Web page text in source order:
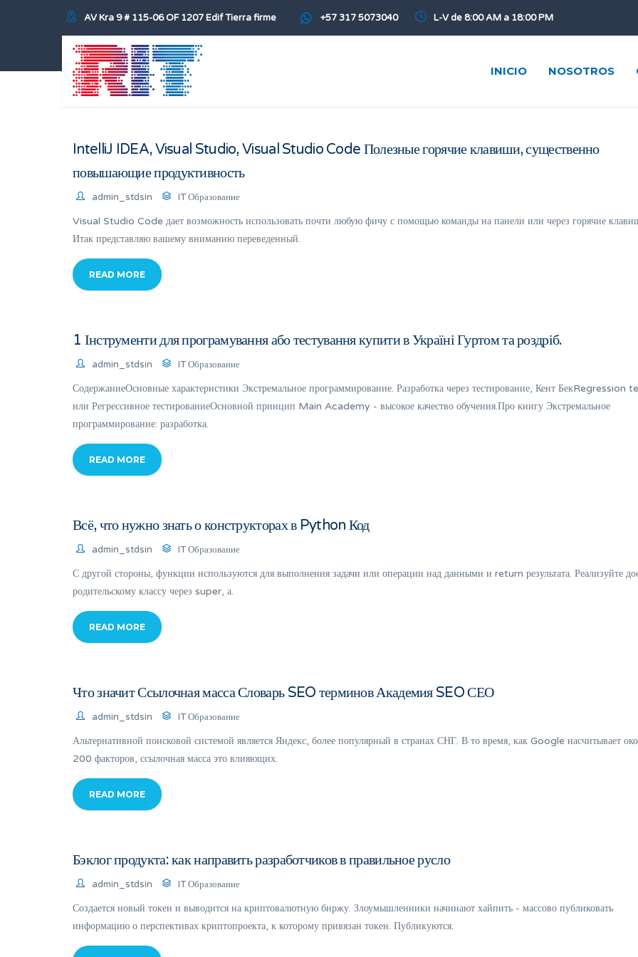
AV Kra 9 # 115-06 OF 1207 Edif Tierra firme +57 317 5073040 L-V de 8:00 AM a 18:00 PM
INICIO NOSOTROS
IntelliJ IDEA, Visual Studio, Visual Studio Code Полезные горячие клавиши, существенно
повышающие продуктивность
admin_stdsin IT Образование
Visual Studio Code дает возможность использовать почти любую фичу с помощью команды на панели или через горячие
Итак представляю вашему вниманию переведенный.
READ MORE
1 Інструменти для програмування або тестування купити в Україні Гуртом та роздріб.
admin_stdsin IT Образование
СодержаниеОсновные характеристики Экстремальное программирование. Разработка через тестирование, Кент БекRegression
или Регрессивное тестированиеОсновной принцип Main Academy - высокое качество обучения.Про книгу Экстремальное
программирование: разработка.
READ MORE
Всё, что нужно знать о конструкторах в Python Код
admin_stdsin IT Образование
С другой стороны, функции используются для выполнения задачи или операции над данными и return результата. Реализуйте
родительскому классу через super, а.
READ MORE
Что значит Ссылочная масса Словарь SEO терминов Академия SEO СЕО
admin_stdsin IT Образование
Альтернативной поисковой системой является Яндекс, более популярный в странах СНГ. В то время, как Google насчитывает
200 факторов, ссылочная масса это влияющих.
READ MORE
Бэклог продукта: как направить разработчиков в правильное русло
admin_stdsin IT Образование
Создается новый токен и выводится на криптовалютную биржу. Злоумышленники начинают хайпить - массово публиковать
информацию о перспективах криптопроекта, к которому привязан токен. Публикуются.